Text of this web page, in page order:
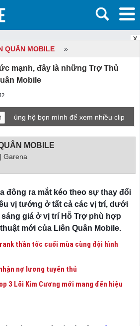
X
QUÂN MOBILE »
mạnh, đây là những Trợ Thủ
Mobile
ủng hộ bọn mình để xem nhiều clip
MOBILE
Garena
đông ra mắt kéo theo sự thay đổi
vị tướng ở tất cả các vị trí, dưới
giá ở vị trí Hỗ Trợ phù hợp
mới của Liên Quân Mobile.
thần tốc cuối mùa cùng đội hình
nợ lương tuyển thủ
3 Lõi Kim Cương mới mang đến hiệu